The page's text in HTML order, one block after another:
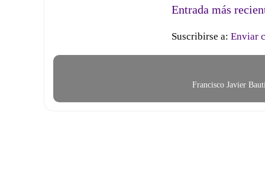
Entrada más
Suscribirse a: Enviar
Francisco Javier